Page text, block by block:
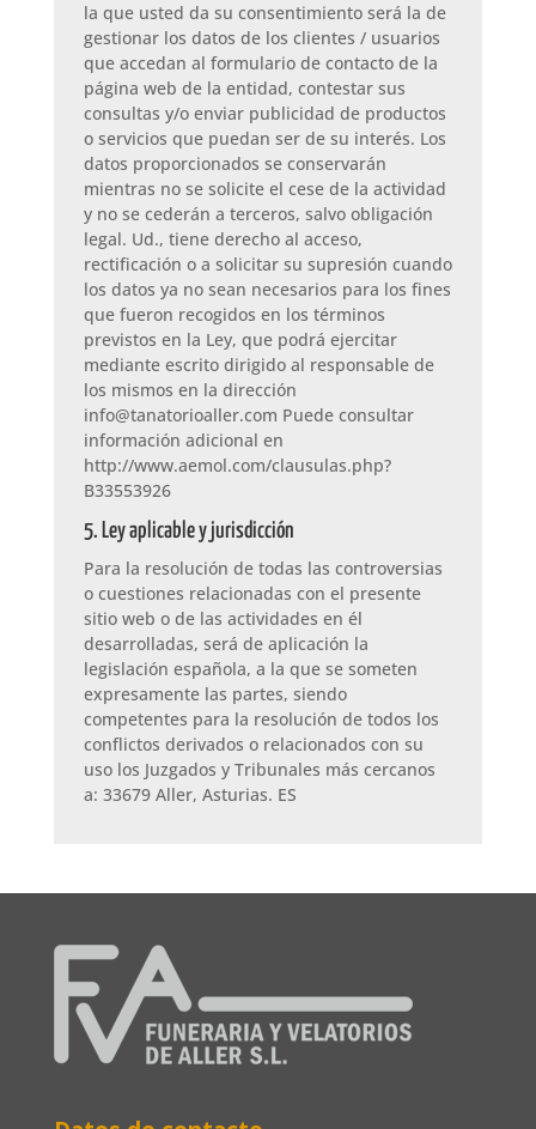
la que usted da su consentimiento será la de
gestionar los datos de los clientes / usuarios
que accedan al formulario de contacto de la
página web de la entidad, contestar sus
consultas y/o enviar publicidad de productos
o servicios que puedan ser de su interés. Los
datos proporcionados se conservarán
mientras no se solicite el cese de la actividad
y no se cederán a terceros, salvo obligación
legal. Ud., tiene derecho al acceso,
rectificación o a solicitar su supresión cuando
los datos ya no sean necesarios para los fines
que fueron recogidos en los términos
previstos en la Ley, que podrá ejercitar
mediante escrito dirigido al responsable de
los mismos en la dirección
info@tanatorioaller.com Puede consultar
información adicional en
http://www.aemol.com/clausulas.php?
B33553926
5. Ley aplicable y jurisdicción
Para la resolución de todas las controversias
o cuestiones relacionadas con el presente
sitio web o de las actividades en él
desarrolladas, será de aplicación la
legislación española, a la que se someten
expresamente las partes, siendo
competentes para la resolución de todos los
conflictos derivados o relacionados con su
uso los Juzgados y Tribunales más cercanos
a: 33679 Aller, Asturias. ES